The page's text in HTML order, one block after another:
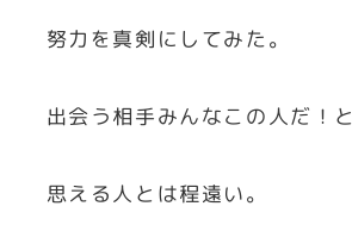
努力を真剣にしてみた。
出会う相手みんなこの人だ！と
思える人とは程遠い。